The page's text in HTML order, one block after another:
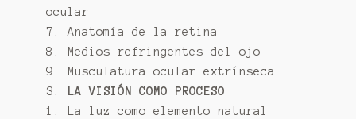
ocular
7. Anatomía de la retina
8. Medios refringentes del ojo
9. Musculatura ocular extrínseca
3.
LA VISIÓN COMO PROCESO
1. La luz como elemento natural